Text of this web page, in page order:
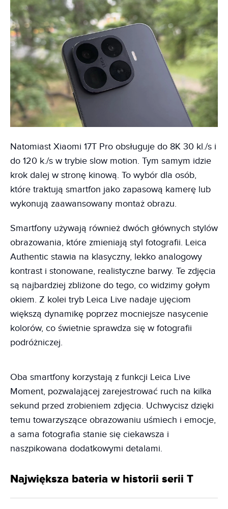
Natomiast Xiaomi 17T Pro obsługuje do 8K 30 kl./s i
do 120 k./s w trybie slow motion. Tym samym idzie
krok dalej w stronę kinową. To wybór dla osób,
które traktują smartfon jako zapasową kamerę lub
wykonują zaawansowany montaż obrazu.
Smartfony używają również dwóch głównych stylów
obrazowania, które zmieniają styl fotografii. Leica
Authentic stawia na klasyczny, lekko analogowy
kontrast i stonowane, realistyczne barwy. Te zdjęcia
są najbardziej zbliżone do tego, co widzimy gołym
okiem. Z kolei tryb Leica Live nadaje ujęciom
większą dynamikę poprzez mocniejsze nasycenie
kolorów, co świetnie sprawdza się w fotografii
podróżniczej.
Oba smartfony korzystają z funkcji Leica Live
Moment, pozwalającej zarejestrować ruch na kilka
sekund przed zrobieniem zdjęcia. Uchwycisz dzięki
temu towarzyszące obrazowaniu uśmiech i emocje,
a sama fotografia stanie się ciekawsza i
naszpikowana dodatkowymi detalami.
Największa bateria w historii serii T